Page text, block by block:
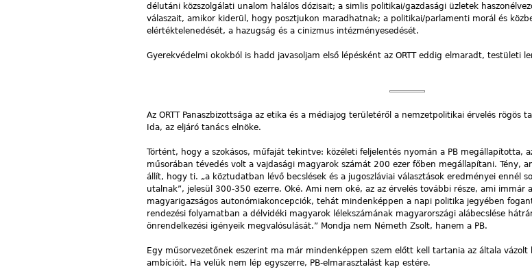
délutáni közszolgálati unalom halálos dózisait; a simlis politikai/gazdasági üzletek
válaszait, amikor kiderül, hogy posztjukon maradhatnak; a politikai/parlamenti morál és
elértéktelenedését, a hazugság és a cinizmus intézményesedését.
Gyerekvédelmi okokból is hadd javasoljam első lépésként az ORTT eddig elmaradt, testületi
Az ORTT Panaszbizottsága az etika és a médiajog területéről a nemzetpolitikai érvelés rögös
Ida, az eljáró tanács elnöke.
Történt, hogy a szokásos, műfaját tekintve: közéleti feljelentés nyomán a PB megállapította,
műsorában tévedés volt a vajdasági magyarok számát 200 ezer főben megállapítani. Tény,
állít, hogy ti. „a köztudatban lévő becslések és a jugoszláviai választások eredményei ennél
utalnak”, jelesül 300-350 ezerre. Oké. Ami nem oké, az az érvelés további része, ami immár
magyarigazságos autonómiakoncepciók, tehát mindenképpen a napi politika jegyében
rendezési folyamatban a délvidéki magyarok lélekszámának magyarországi alábecslése
önrendelkezési igényeik megvalósulását.” Mondja nem Németh Zsolt, hanem a PB.
Egy műsorvezetőnek eszerint ma már mindenképpen szem előtt kell tartania az általa vázolt
ambícióit. Ha velük nem lép egyszerre, PB-elmarasztalást kap estére.